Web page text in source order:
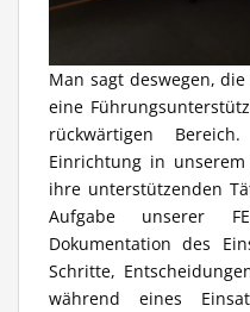
Man sagt deswegen,
eine
rückwärtigen
Einrichtung in
ihre unterstützenden
Aufgabe unserer
Dokumentation des
Schritte,
während eines